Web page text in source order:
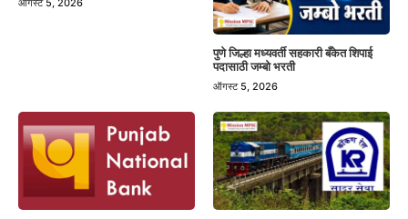
ऑगस्ट 5, 2026
पुणे जिल्हा मध्यवर्ती सहकारी बँकेत शिपाई
पदासाठी जम्बो भरती
ऑगस्ट 5, 2026